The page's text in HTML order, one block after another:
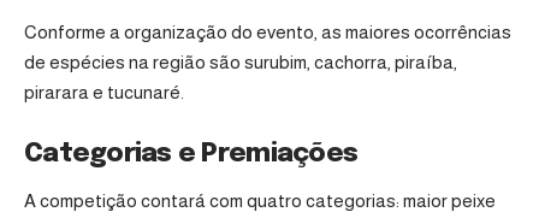
Conforme a organização do evento, as maiores ocorrências
de espécies na região são surubim, cachorra, piraíba,
pirarara e tucunaré.
Categorias e Premiações
A competição contará com quatro categorias: maior peixe